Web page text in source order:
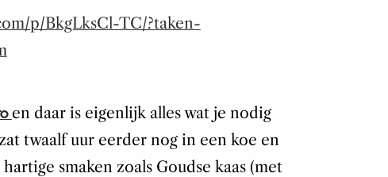
p/BkgLksCl-TC/?taken-
en daar is eigenlijk alles wat je nodig
twaalf uur eerder nog in een koe en
smaken zoals Goudse kaas (met